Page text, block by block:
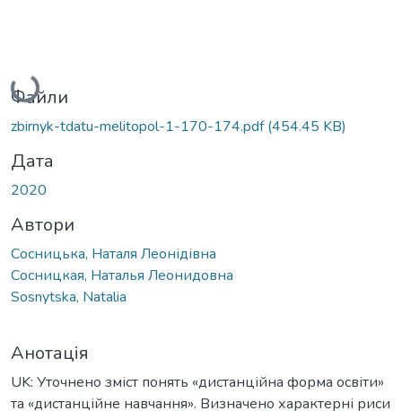
Вантажиться...
Файли
zbirnyk-tdatu-melitopol-1-170-174.pdf(454.45 KB)
Дата
2020
Автори
Сосницька, Наталя Леонідівна
Сосницкая, Наталья Леонидовна
Sosnytska, Natalia
Анотація
UK: Уточнено зміст понять «дистанційна форма освіти»
та «дистанційне навчання». Визначено характерні риси